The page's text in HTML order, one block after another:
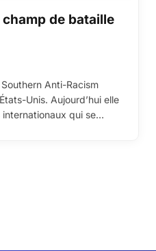
champ de bataille
Anti-Racism
Unis. Aujourd’hui elle
qui se…